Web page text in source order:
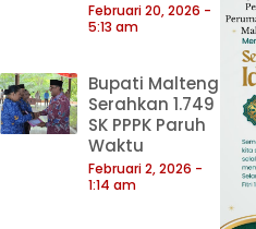
Februari 20, 2026
5:13 am
Bupati Malteng
Serahkan 1.749
SK PPPK Paruh
Waktu
Februari 2, 2026
1:14 am